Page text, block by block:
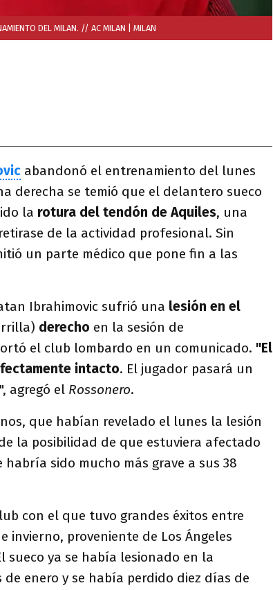
DEL MILAN. // AC MILAN | MILAN
abandonó el entrenamiento del lunes
derecha se temió que el delantero sueco
la rotura del tendón de Aquiles, una
de la actividad profesional. Sin
un parte médico que pone fin a las
Ibrahimovic sufrió una lesión en el
derecho en la sesión de
el club lombardo en un comunicado. "El
intacto. El jugador pasará un
agregó el Rossonero.
que habían revelado el lunes la lesión
la posibilidad de que estuviera afectado
sido mucho más grave a sus 38
con el que tuvo grandes éxitos entre
invierno, proveniente de Los Ángeles
sueco ya se había lesionado en la
enero y se había perdido diez días de